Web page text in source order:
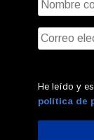
He leído y
política de